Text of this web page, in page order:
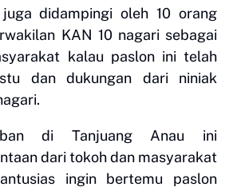
didampingi oleh 10 orang
KAN 10 nagari sebagai
kalau paslon ini telah
dan dukungan dari niniak
di Tanjuang Anau ini
dari tokoh dan masyarakat
ingin bertemu paslon